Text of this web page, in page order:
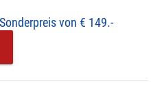
von € 149.-